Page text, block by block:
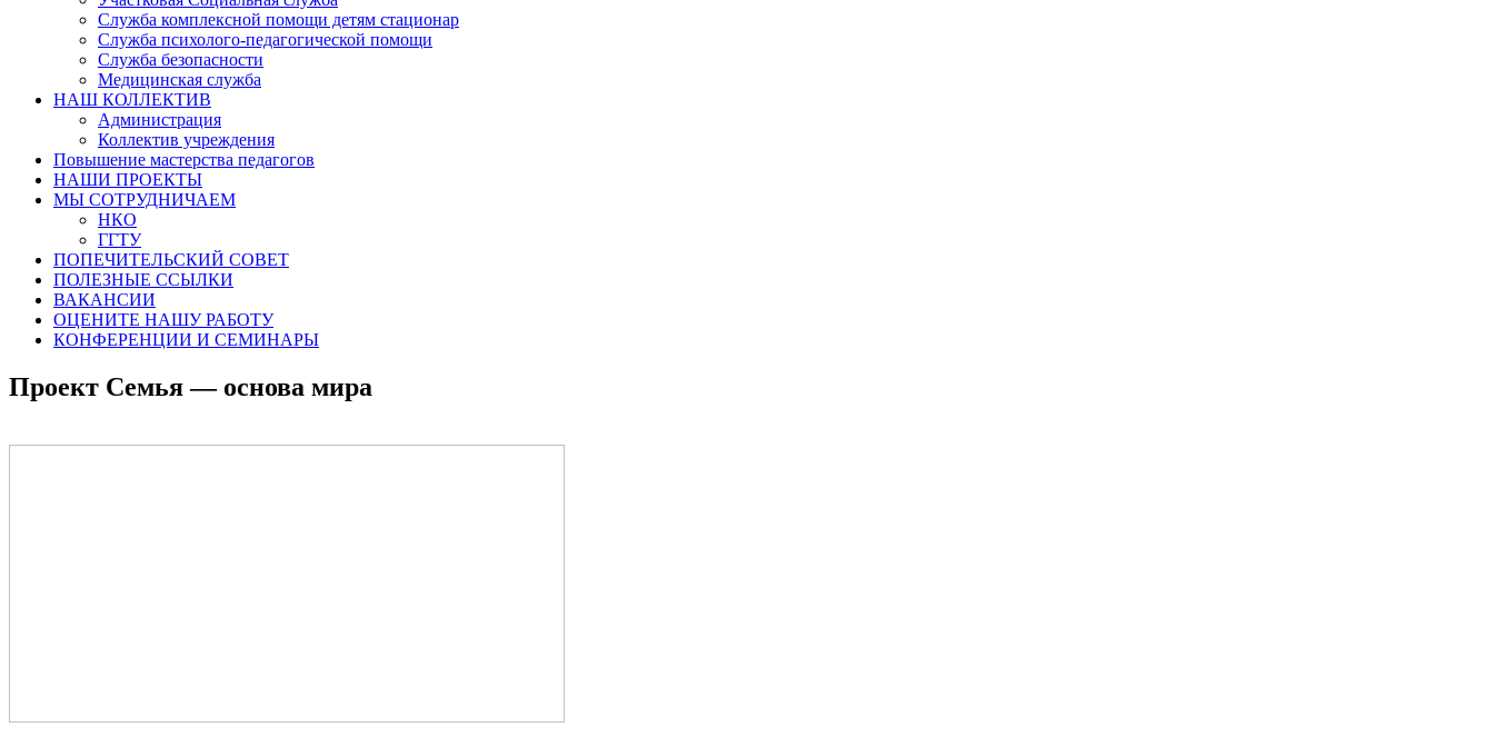
Служба комплексной помощи детям стационар
Служба психолого-педагогической помощи
Служба безопасности
Медицинская служба
НАШ КОЛЛЕКТИВ
Администрация
Коллектив учреждения
Повышение мастерства педагогов
НАШИ ПРОЕКТЫ
МЫ СОТРУДНИЧАЕМ
НКО
ГГТУ
ПОПЕЧИТЕЛЬСКИЙ СОВЕТ
ПОЛЕЗНЫЕ ССЫЛКИ
ВАКАНСИИ
ОЦЕНИТЕ НАШУ РАБОТУ
КОНФЕРЕНЦИИ И СЕМИНАРЫ
Проект Семья — основа мира